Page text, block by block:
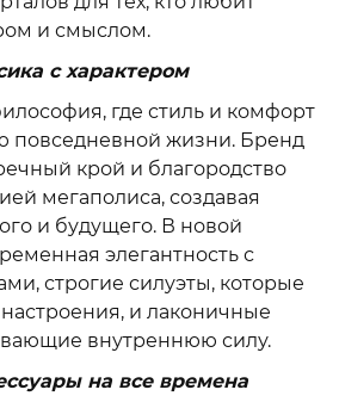
и смыслом.
с характером
где стиль и комфорт
повседневной жизни. Бренд
крой и благородство
мегаполиса, создавая
и будущего. В новой
элегантность с
строгие силуэты, которые
и лаконичные
внутреннюю силу.
на все времена